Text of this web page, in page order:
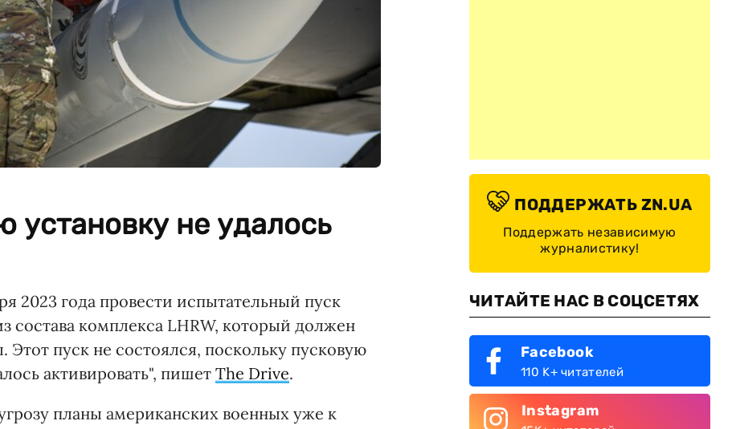
установку не удалось
2023 года провести испытательный пуск
состава комплекса LHRW, который должен
Этот пуск не состоялся, поскольку пусковую
активировать", пишет The Drive.
планы американских военных уже к
ПОДДЕРЖАТЬ ZN.UA
Поддержать независимую
журналистику!
ЧИТАЙТЕ НАС В СОЦСЕТЯХ
Facebook
110 K+ читателей
Instagram